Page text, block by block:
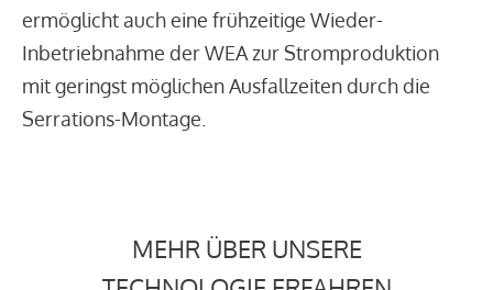
ermöglicht auch eine frühzeitige Wieder-
Inbetriebnahme der WEA zur Stromproduktion
mit geringst möglichen Ausfallzeiten durch die
Serrations-Montage.
MEHR ÜBER UNSERE